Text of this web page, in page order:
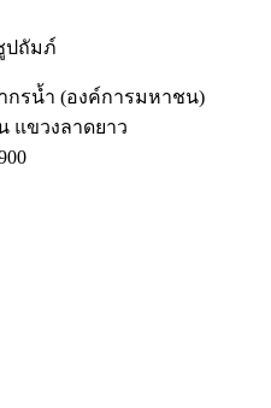
ปถัมภ์
กรน้ำ (องค์การมหาชน)
แขวงลาดยาว